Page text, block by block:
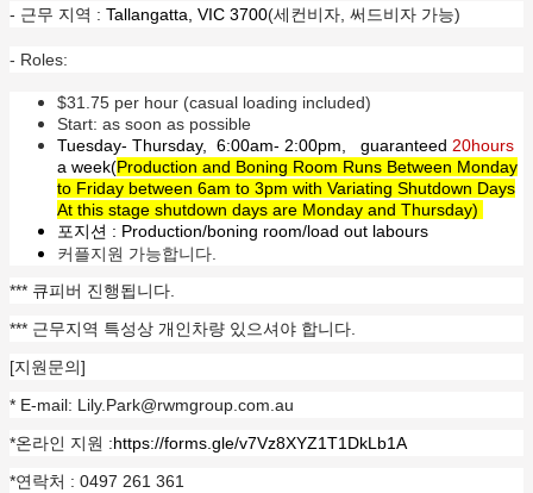
- 근무 지역 : Tallangatta, VIC 3700(세컨비자, 써드비자 가능)
- Roles:
$31.75 per hour (casual loading included)
Start: as soon as possible
Tuesday- Thursday, 6:00am- 2:00pm, guaranteed 20hours
a week(Production and Boning Room Runs Between Monday
to Friday between 6am to 3pm with Variating Shutdown Days
At this stage shutdown days are Monday and Thursday)
포지션 : Production/boning room/load out labours
커플지원 가능합니다.
*** 큐피버 진행됩니다.
*** 근무지역 특성상 개인차량 있으셔야 합니다.
[지원문의]
* E-mail: Lily.Park@rwmgroup.com.au
*온라인 지원 :https://forms.gle/v7Vz8XYZ1T1DkLb1A
*연락처 : 0497 261 361